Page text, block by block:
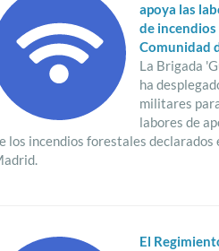
apoya las
de
Comunidad
La Brigada
ha
militares
labores de
los incendios forestales declarados
El